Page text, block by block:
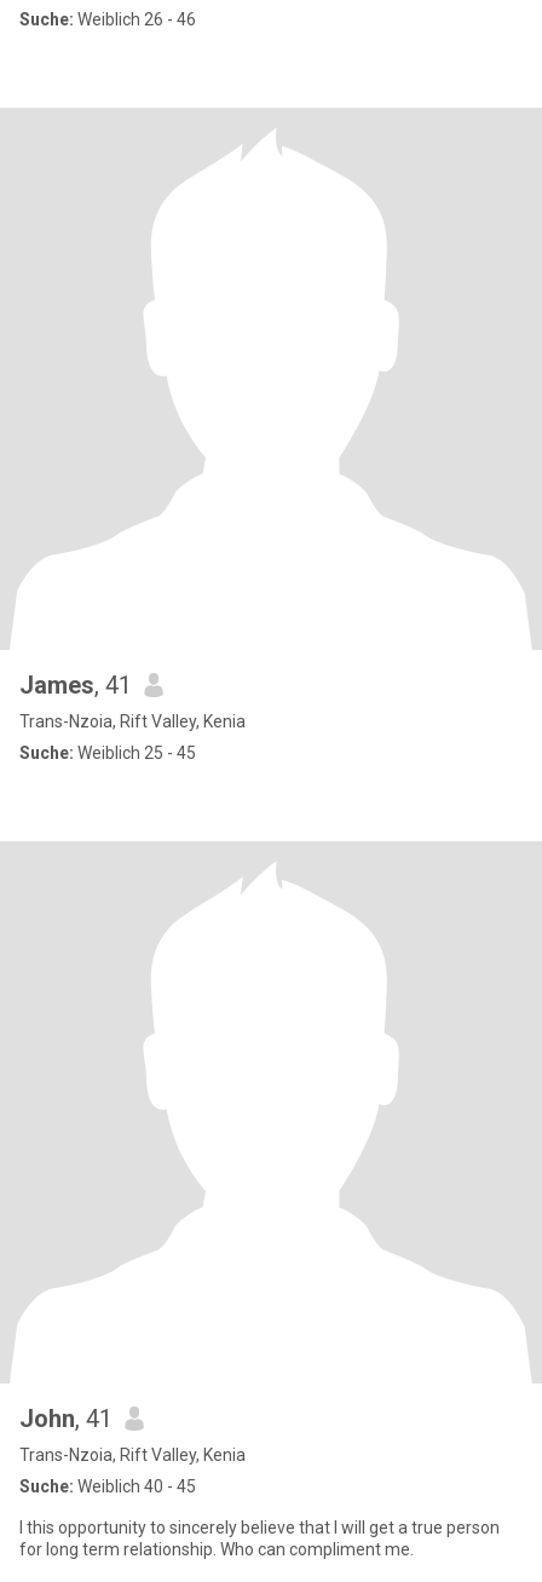
Suche: Weiblich 26 - 46
James, 41
Trans-Nzoia, Rift Valley, Kenia
Suche: Weiblich 25 - 45
John, 41
Trans-Nzoia, Rift Valley, Kenia
Suche: Weiblich 40 - 45
I this opportunity to sincerely believe that I will get a true person
for long term relationship. Who can compliment me.